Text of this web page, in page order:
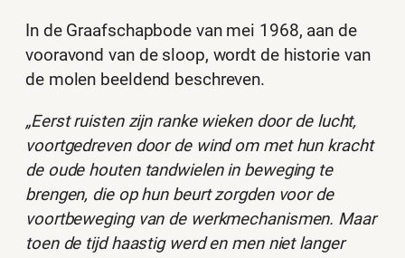
In de Graafschapbode van mei 1968, aan de
vooravond van de sloop, wordt de historie van
de molen beeldend beschreven.
„Eerst ruisten zijn ranke wieken door de lucht,
voortgedreven door de wind om met hun kracht
de oude houten tandwielen in beweging te
brengen, die op hun beurt zorgden voor de
voortbeweging van de werkmechanismen. Maar
toen de tijd haastig werd en men niet langer